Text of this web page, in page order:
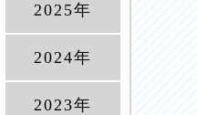
2025年
2024年
2023年